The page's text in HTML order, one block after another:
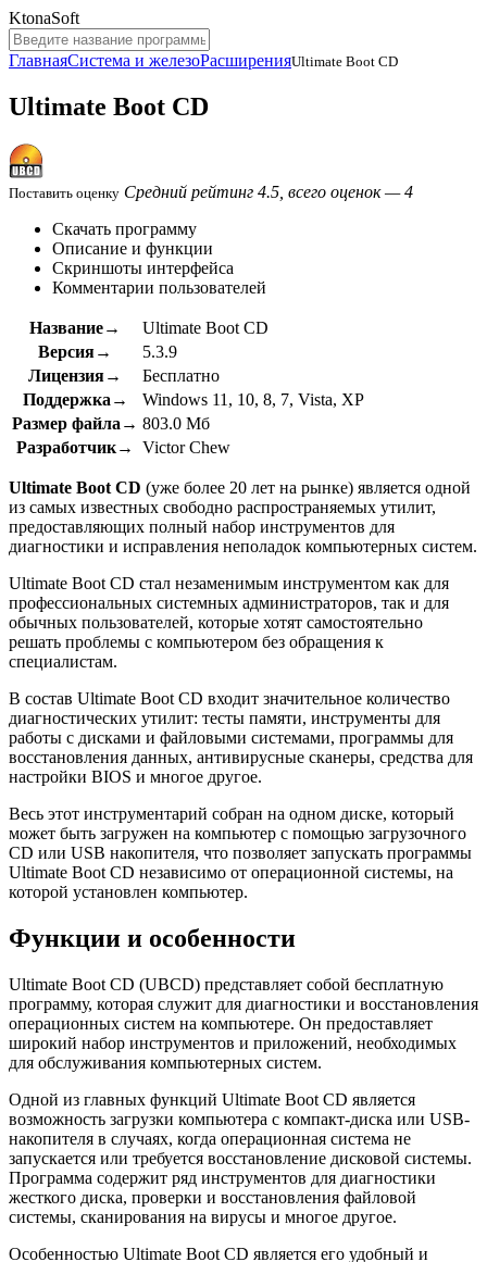
KtonaSoft
ГлавнаяСистема и железоРасширенияUltimate Boot CD
Ultimate Boot CD
Поставить оценку Средний рейтинг 4.5, всего оценок — 4
Скачать программу
Описание и функции
Скриншоты интерфейса
Комментарии пользователей
Название→
Ultimate Boot CD
Версия→
5.3.9
Лицензия→
Бесплатно
Поддержка→
Windows 11, 10, 8, 7, Vista, XP
Размер файла→ 803.0 Мб
Разработчик→
Victor Chew
Ultimate Boot CD (уже более 20 лет на рынке) является одной
из самых известных свободно распространяемых утилит,
предоставляющих полный набор инструментов для
диагностики и исправления неполадок компьютерных систем.
Ultimate Boot CD стал незаменимым инструментом как для
профессиональных системных администраторов, так и для
обычных пользователей, которые хотят самостоятельно
решать проблемы с компьютером без обращения к
специалистам.
В состав Ultimate Boot CD входит значительное количество
диагностических утилит: тесты памяти, инструменты для
работы с дисками и файловыми системами, программы для
восстановления данных, антивирусные сканеры, средства для
настройки BIOS и многое другое.
Весь этот инструментарий собран на одном диске, который
может быть загружен на компьютер с помощью загрузочного
CD или USB накопителя, что позволяет запускать программы
Ultimate Boot CD независимо от операционной системы, на
которой установлен компьютер.
Функции и особенности
Ultimate Boot CD (UBCD) представляет собой бесплатную
программу, которая служит для диагностики и восстановления
операционных систем на компьютере. Он предоставляет
широкий набор инструментов и приложений, необходимых
для обслуживания компьютерных систем.
Одной из главных функций Ultimate Boot CD является
возможность загрузки компьютера с компакт-диска или USB-
накопителя в случаях, когда операционная система не
запускается или требуется восстановление дисковой системы.
Программа содержит ряд инструментов для диагностики
жесткого диска, проверки и восстановления файловой
системы, сканирования на вирусы и многое другое.
Особенностью Ultimate Boot CD является его удобный и